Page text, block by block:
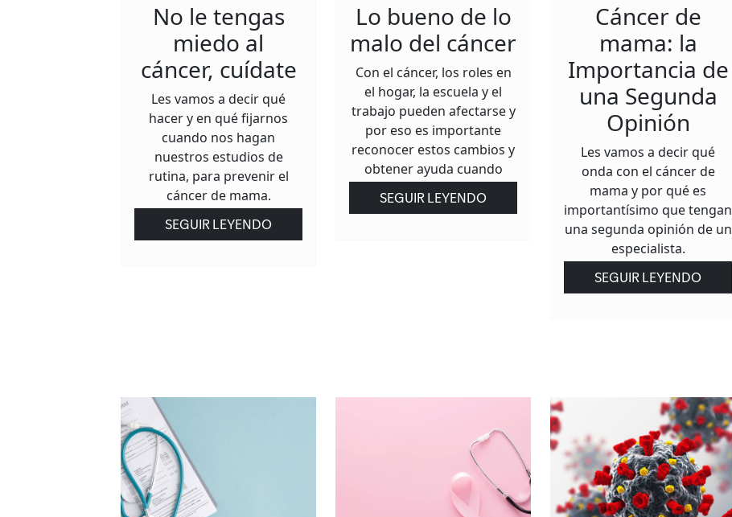
No le tengas
miedo al
cáncer, cuídate
Les vamos a decir qué
hacer y en qué fijarnos
cuando nos hagan
nuestros estudios de
rutina, para prevenir el
cáncer de mama.
SEGUIR LEYENDO
Lo bueno de lo
malo del cáncer
Con el cáncer, los roles en
el hogar, la escuela y el
trabajo pueden afectarse y
por eso es importante
reconocer estos cambios y
obtener ayuda cuando
SEGUIR LEYENDO
Cáncer de
mama: la
Importancia de
una Segunda
Opinión
Les vamos a decir qué
onda con el cáncer de
mama y por qué es
importantísimo que tengan
una segunda opinión de un
especialista.
SEGUIR LEYENDO